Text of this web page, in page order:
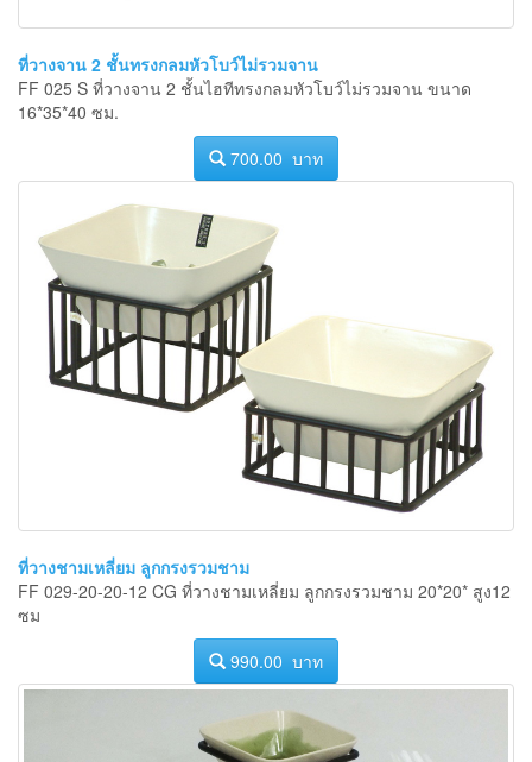
ที่วางจาน 2 ชั้นทรงกลมหัวโบว์ไม่รวมจาน
FF 025 S ที่วางจาน 2 ชั้นไฮทีทรงกลมหัวโบว์ไม่รวมจาน ขนาด
16*35*40 ซม.
700.00 บาท
ที่วางชามเหลี่ยม ลูกกรงรวมชาม
FF 029-20-20-12 CG ที่วางชามเหลี่ยม ลูกกรงรวมชาม 20*20* สูง12
ซม
990.00 บาท